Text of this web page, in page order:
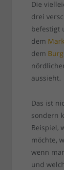
Die
drei
befestigt
dem
dem
aussieht.
Das ist
sondern
Beispiel,
möchte,
wenn
und